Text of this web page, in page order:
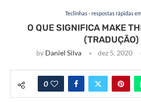
Teclinhas - respostas rápidas
O QUE SIGNIFICA MAKE
(TRADUÇÃO)
by Daniel Silva dez 5, 2020
0